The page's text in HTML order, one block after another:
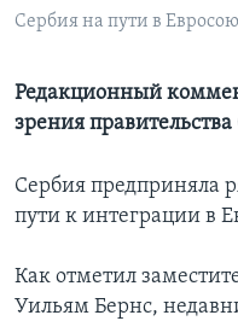
СОЦИАЛЬНЫЕ СЕТИ
Языки
Сербия на пути в
Редакционный
зрения
Сербия предприняла
пути к интеграции в
Как отметил
Уильям Бернс,